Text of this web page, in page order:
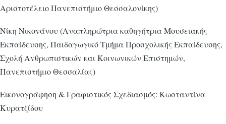
Αριστοτέλειο Πανεπιστήμιο Θεσσαλονίκης)
Νίκη Νικονάνου (Αναπληρώτρια καθηγήτρια Μουσειακής
Εκπαίδευσης, Παιδαγωγικό Τμήμα Προσχολικής Εκπαίδευσης,
Σχολή Ανθρωπιστικών και Κοινωνικών Επιστημών,
Πανεπιστήμιο Θεσσαλίας)
Εικονογράφηση & Γραφιστικός Σχεδιασμός: Κωσταντίνα
Κυρατζίδου